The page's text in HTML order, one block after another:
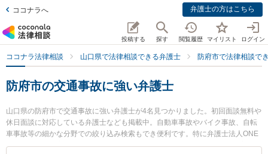
ココナラへ 弁護士の方はこちら
投稿する 探す 閲覧履歴 マイリスト ログイン
ココナラ法律相談 山口県で法律相談できる弁護士 防府市で法律相談で
防府市の交通事故に強い弁護士
山口県の防府市で交通事故に強い弁護士が4名見つかりました。初回面談無料や
休日面談に対応している弁護士なども掲載中。自動車事故やバイク事故、自転
車事故等の細かな分野での絞り込み検索もでき便利です。特に弁護士法人ONE
防府オフィスの宮嵜 秀典弁護士や弁護士法人いたむら法律事務所の板村 憲作弁